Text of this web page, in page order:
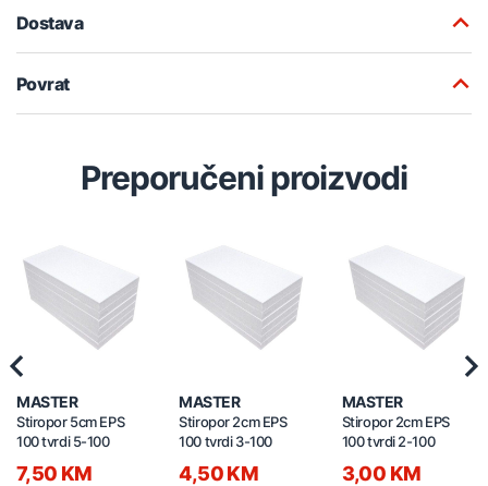
Dostava
Povrat
Preporučeni proizvodi
MASTER
Stiropor 5cm EPS
100 tvrdi 5-100
7,50 KM
MASTER
Stiropor 2cm EPS
100 tvrdi 3-100
4,50 KM
MASTER
Stiropor 2cm EPS
100 tvrdi 2-100
3,00 KM